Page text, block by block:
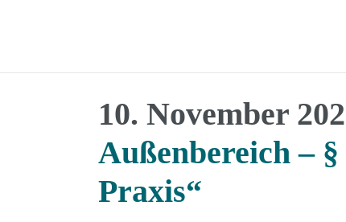
10. November
Außenbereich –
Praxis“